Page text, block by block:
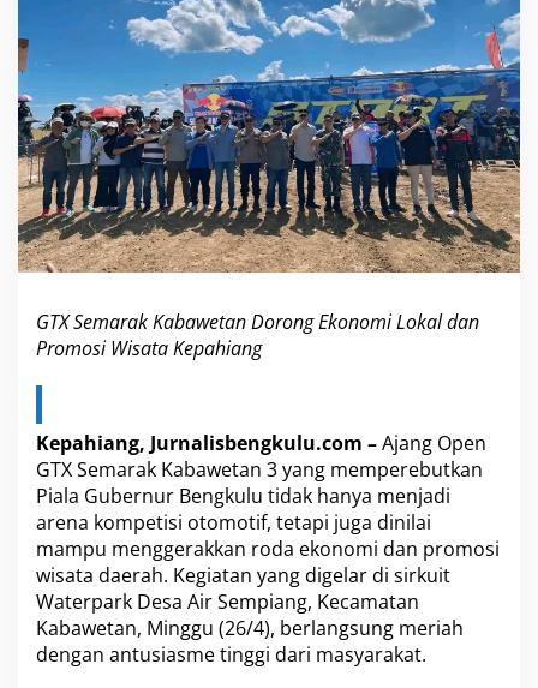
w
e
a
n
D
o
r
o
n
g
E
k
n
k
a
d
a
n
P
o
m
o
GTX Semarak Kabawetan Dorong Ekonomi Lokal dan
Promosi Wisata Kepahiang
Kepahiang, Jurnalisbengkulu.com –Ajang Open
GTX Semarak Kabawetan 3 yang memperebutkan
Piala Gubernur Bengkulu tidak hanya menjadi
arena kompetisi otomotif, tetapi juga dinilai
mampu menggerakkan roda ekonomi dan promosi
wisata daerah. Kegiatan yang digelar di sirkuit
Waterpark Desa Air Sempiang, Kecamatan
Kabawetan, Minggu (26/4), berlangsung meriah
dengan antusiasme tinggi dari masyarakat.